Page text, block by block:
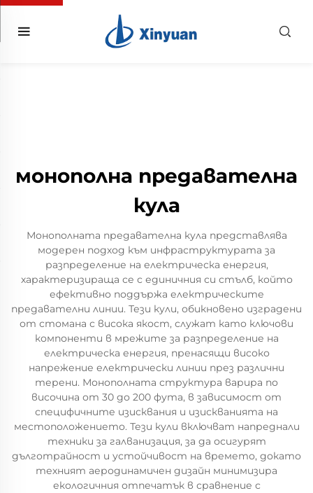
монополна предавателна
кула
Монополната предавателна кула представлява
модерен подход към инфраструктурата за
разпределение на електрическа енергия,
характеризираща се с единичния си стълб, който
ефективно поддържа електрическите
предавателни линии. Тези кули, обикновено изградени
от стомана с висока якост, служат като ключови
компоненти в мрежите за разпределение на
електрическа енергия, пренасящи високо
напрежение електрически линии през различни
терени. Монополната структура варира по
височина от 30 до 200 фута, в зависимост от
специфичните изисквания и изискванията на
местоположението. Тези кули включват напреднали
техники за галванизация, за да осигурят
дълготрайност и устойчивост на времето, докато
техният аеродинамичен дизайн минимизира
екологичния отпечатък в сравнение с